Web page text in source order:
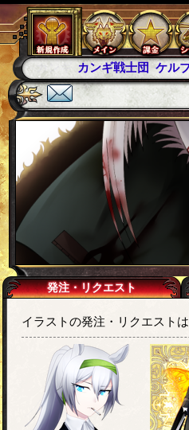
カンギ戦士団 ケルブレ ケ
発注・リクエスト
イラストの発注・リクエスト